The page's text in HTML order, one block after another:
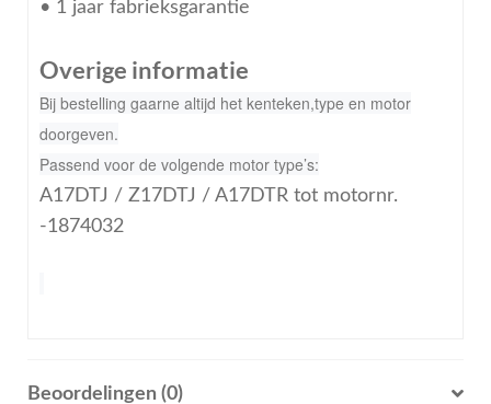
• 1 jaar fabrieksgarantie
Overige informatie
Bij bestelling gaarne altijd het kenteken,type en motor
doorgeven.
Passend voor de volgende motor type’s:
A17DTJ / Z17DTJ / A17DTR tot motornr.
-1874032
Beoordelingen (0)